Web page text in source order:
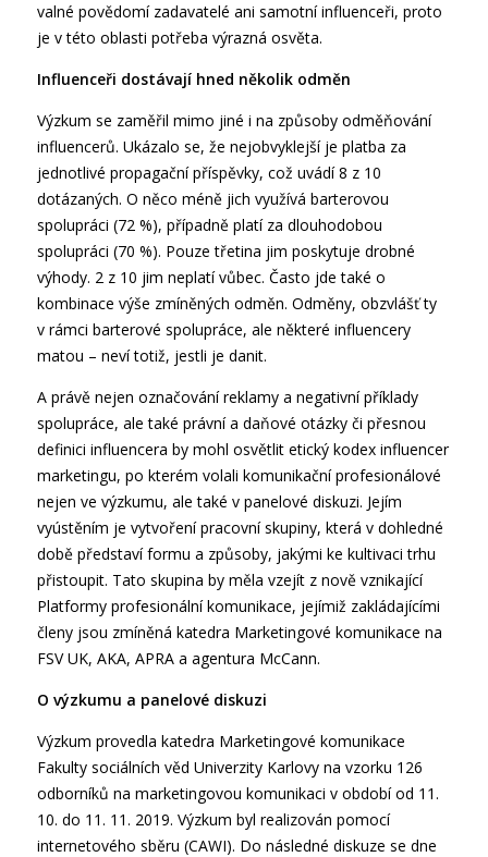
valné povědomí zadavatelé ani samotní influenceři, proto
je v této oblasti potřeba výrazná osvěta.
Influenceři dostávají hned několik odměn
Výzkum se zaměřil mimo jiné i na způsoby odměňování
influencerů. Ukázalo se, že nejobvyklejší je platba za
jednotlivé propagační příspěvky, což uvádí 8 z 10
dotázaných. O něco méně jich využívá barterovou
spolupráci (72 %), případně platí za dlouhodobou
spolupráci (70 %). Pouze třetina jim poskytuje drobné
výhody. 2 z 10 jim neplatí vůbec. Často jde také o
kombinace výše zmíněných odměn. Odměny, obzvlášť ty
v rámci barterové spolupráce, ale některé influencery
matou – neví totiž, jestli je danit.
A právě nejen označování reklamy a negativní příklady
spolupráce, ale také právní a daňové otázky či přesnou
definici influencera by mohl osvětlit etický kodex influencer
marketingu, po kterém volali komunikační profesionálové
nejen ve výzkumu, ale také v panelové diskuzi. Jejím
vyústěním je vytvoření pracovní skupiny, která v dohledné
době představí formu a způsoby, jakými ke kultivaci trhu
přistoupit. Tato skupina by měla vzejít z nově vznikající
Platformy profesionální komunikace, jejímiž zakládajícími
členy jsou zmíněná katedra Marketingové komunikace na
FSV UK, AKA, APRA a agentura McCann.
O výzkumu a panelové diskuzi
Výzkum provedla katedra Marketingové komunikace
Fakulty sociálních věd Univerzity Karlovy na vzorku 126
odborníků na marketingovou komunikaci v období od 11.
10. do 11. 11. 2019. Výzkum byl realizován pomocí
internetového sběru (CAWI). Do následné diskuze se dne